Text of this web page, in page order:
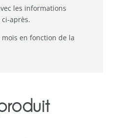
les informations
après.
en fonction de la